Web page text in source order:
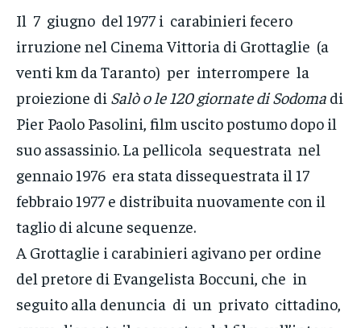
Il 7 giugno del 1977 i carabinieri fecero
irruzione nel Cinema Vittoria di Grottaglie (a
venti km da Taranto) per interrompere la
proiezione di Salò o le 120 giornate di Sodoma di
Pier Paolo Pasolini, film uscito postumo dopo il
suo assassinio. La pellicola sequestrata nel
gennaio 1976 era stata dissequestrata il 17
febbraio 1977 e distribuita nuovamente con il
taglio di alcune sequenze.
A Grottaglie i carabinieri agivano per ordine
del pretore di Evangelista Boccuni, che in
seguito alla denuncia di un privato cittadino,